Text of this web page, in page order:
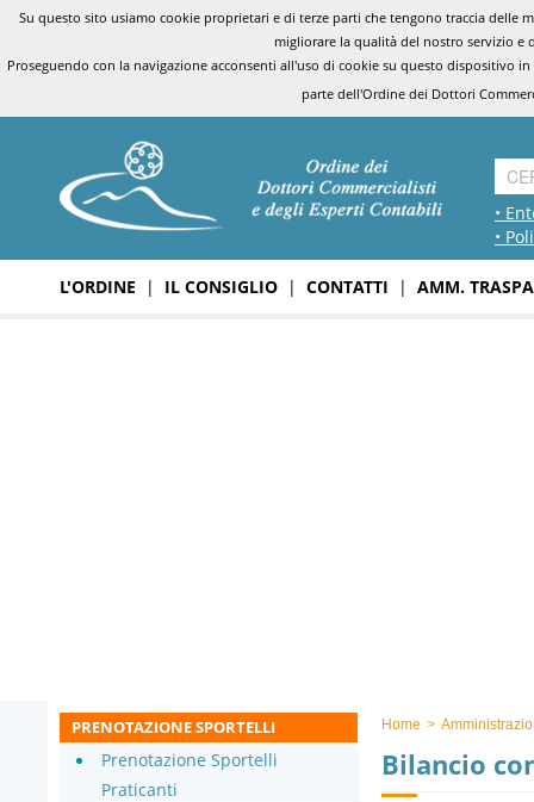
Su questo sito usiamo cookie proprietari e di terze parti che tengono traccia
migliorare la qualità del nostro servizio e
Proseguendo con la navigazione acconsenti all'uso di cookie su questo dispositivo
parte dell'Ordine dei Dottori
•
•
L'ORDINE | IL CONSIGLIO | CONTATTI | AMM.
Home >
Bilancio
PRENOTAZIONE SPORTELLI
Prenotazione Sportelli
Praticanti